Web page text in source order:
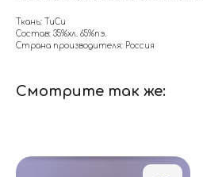
Ткань: ТиСи
Состав: 35%хл. 65%пэ.
Страна производителя: Россия
Смотрите так же: